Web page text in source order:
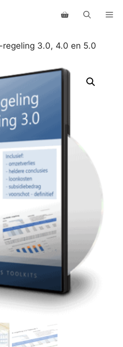
regeling 3.0, 4.0 en 5.0